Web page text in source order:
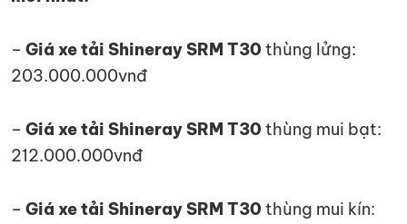
– Giá xe tải Shineray SRM T30 thùng lửng:
203.000.000vnđ
– Giá xe tải Shineray SRM T30 thùng mui bạt:
212.000.000vnđ
– Giá xe tải Shineray SRM T30 thùng mui kín: